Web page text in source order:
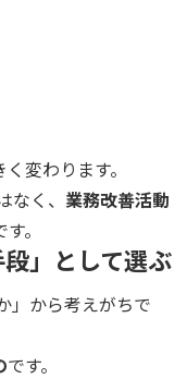
変わります。
く、 業務改善活動
。
」として選ぶ
」から考えがちで
です。